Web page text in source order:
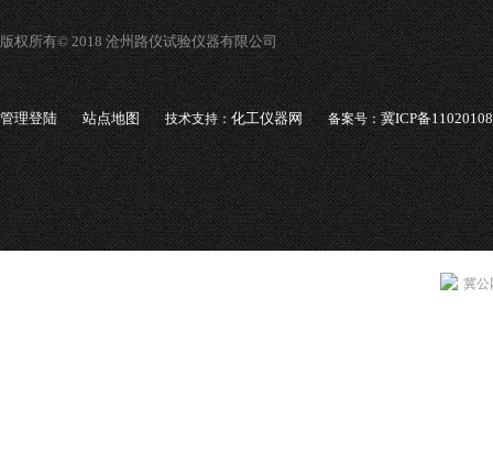
版权所有© 2018 沧州路仪试验仪器有限公司
管理登陆 站点地图 技术支持：化工仪器网 备案号：冀ICP备
冀公